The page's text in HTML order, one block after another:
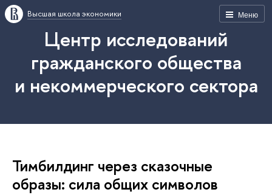
Меню
Высшая школа экономики
Центр исследований
гражданского общества
и некоммерческого сектора
Тимбилдинг через сказочные
образы: сила общих символов